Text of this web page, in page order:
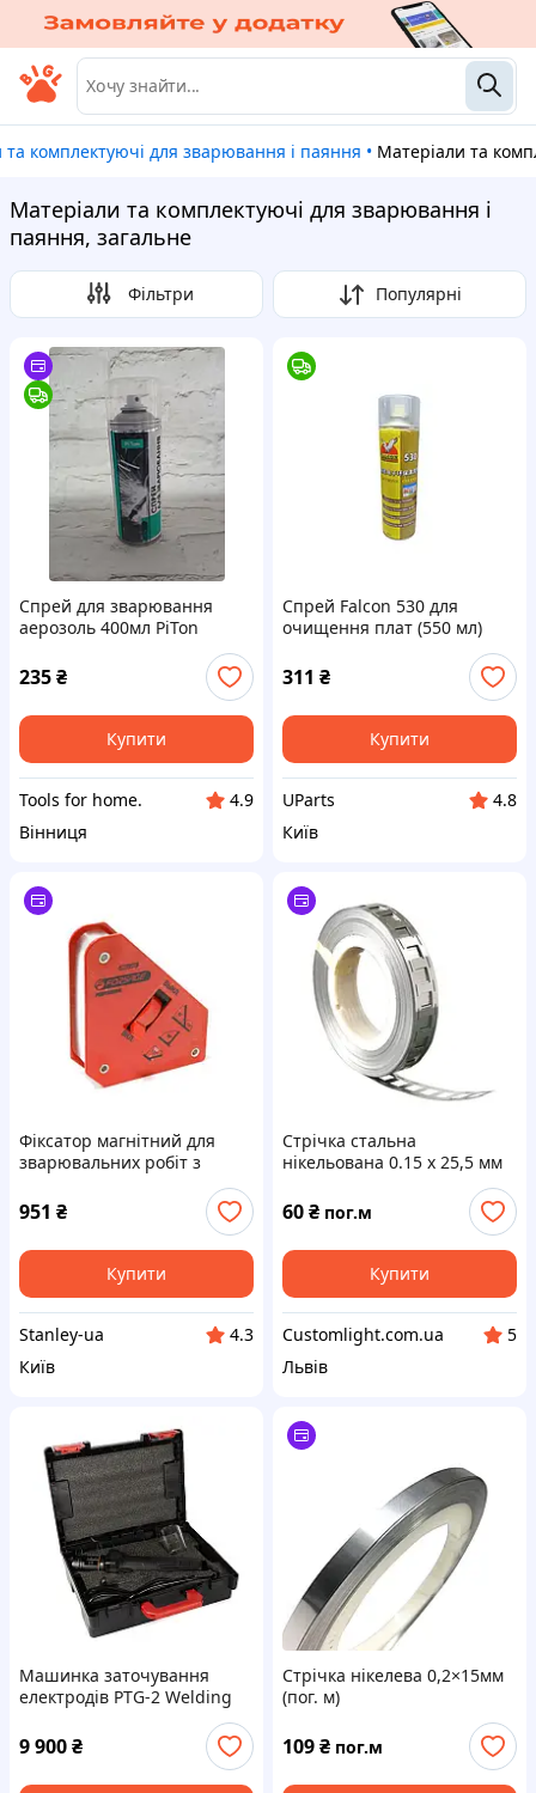
та комплектуючі для зварювання і паяння • Матеріали та
Матеріали та комплектуючі для зварювання і
паяння, загальне
Фільтри Популярні
Спрей для зварювання
аерозоль 400мл PiTon
235₴
Купити
Tools for home.
4.9
Вінниця
Спрей Falcon 530 для
очищення плат (550 мл)
311 ₴
Купити
UParts
4.8
Київ
Фіксатор магнітний для
зварювальних робіт з
(14КГ, 135ГР., 90ГР., 45гр)
Forsage F-115WD14
951 ₴
Купити
Stanley-ua
4.3
Київ
Стрічка стальна
нікельована 0.15 х 25,5 мм
60₴ пог.м
Купити
Customlight.com.ua
5
Львів
Машинка заточування
електродів PTG-2 Welding
9 900₴
Стрічка нікелева 0,2×15мм
(пог. м)
109₴ пог.м